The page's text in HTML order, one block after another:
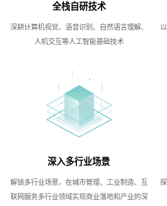
全栈自研技术
深耕计算机视觉、语音识别、自然语言理解、
人机交互等人工智能基础技术
深入多行业场景
解锁多行业场景，在城市管理、工业制造、互
联网服务多行业领域实现商业落地和产业的深